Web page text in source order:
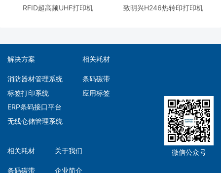
RFID超高频UHF打印机 致明兴H246热转印打印机
解决方案
消防器材管理系统
标签打印系统
ERP条码接口平台
无线仓储管理系统
相关耗材
条码碳带
应用标签
相关耗材
条码碳带
关于我们
企业简介
微信公众号